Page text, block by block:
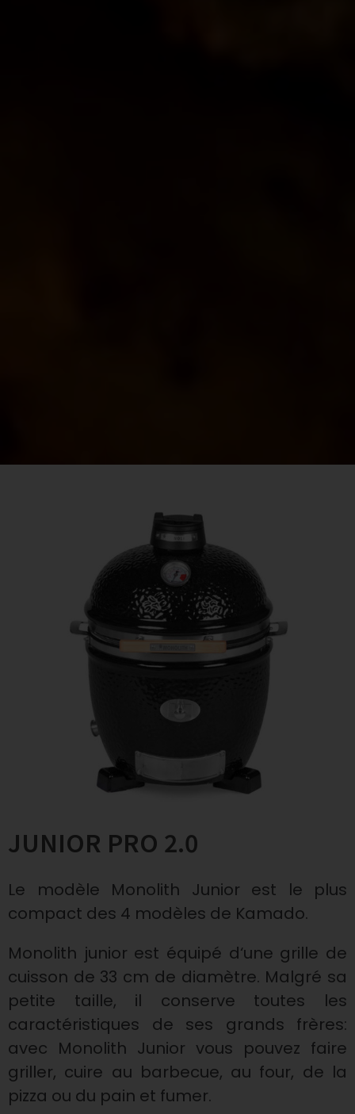
JUNIOR PRO 2.0
Le modèle Monolith Junior est le plus
compact des 4 modèles de Kamado.
Monolith junior est équipé d‘une grille de
cuisson de 33 cm de diamètre. Malgré sa
petite taille, il conserve toutes les
caractéristiques de ses grands frères:
avec Monolith Junior vous pouvez faire
griller, cuire au barbecue, au four, de la
pizza ou du pain et fumer.